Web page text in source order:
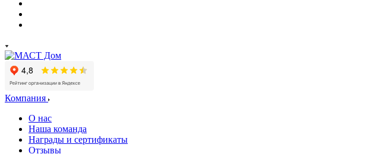
Компания
О нас
Наша команда
Награды и сертификаты
Отзывы